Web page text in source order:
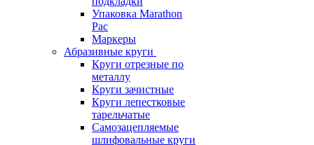
Упаковка Marathon
Pac
Маркеры
Абразивные круги
Круги отрезные по
металлу
Круги зачистные
Круги лепестковые
тарельчатые
Самозацепляемые
шлифовальные круги